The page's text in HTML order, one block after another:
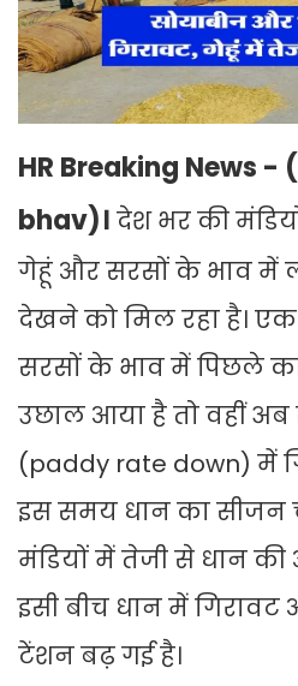
HR Breaking News -
bhav)। देश भर की
गेहूं और सरसों के भाव में
देखने को मिल रहा है।
सरसों के भाव में पिछले
उछाल आया है तो वहीं
(paddy rate down) में
इस समय धान का सीजन
मंडियों में तेजी से धान
इसी बीच धान में
टेंशन बढ़ गई है।